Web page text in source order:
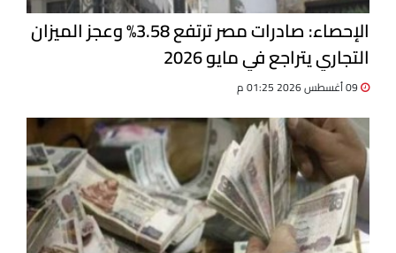
الإحصاء: صادرات مصر ترتفع 3.58% وعجز الميزان
التجاري يتراجع في مايو 2026